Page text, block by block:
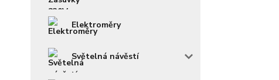
Elektroměry
Světelná návěstí